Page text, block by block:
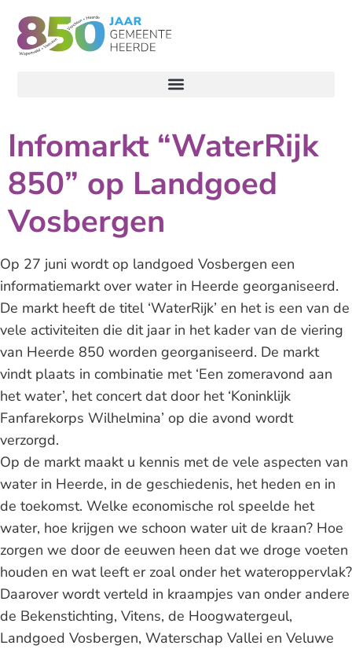
Infomarkt “WaterRijk
850” op Landgoed
Vosbergen
Op 27 juni wordt op landgoed Vosbergen een
informatiemarkt over water in Heerde georganiseerd.
De markt heeft de titel ‘WaterRijk’ en het is een van de
vele activiteiten die dit jaar in het kader van de viering
van Heerde 850 worden georganiseerd. De markt
vindt plaats in combinatie met ‘Een zomeravond aan
het water’, het concert dat door het ‘Koninklijk
Fanfarekorps Wilhelmina’ op die avond wordt
verzorgd.
Op de markt maakt u kennis met de vele aspecten van
water in Heerde, in de geschiedenis, het heden en in
de toekomst. Welke economische rol speelde het
water, hoe krijgen we schoon water uit de kraan? Hoe
zorgen we door de eeuwen heen dat we droge voeten
houden en wat leeft er zoal onder het wateroppervlak?
Daarover wordt verteld in kraampjes van onder andere
de Bekenstichting, Vitens, de Hoogwatergeul,
Landgoed Vosbergen, Waterschap Vallei en Veluwe